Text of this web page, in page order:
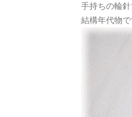
手持ちの輪
結構年代物で